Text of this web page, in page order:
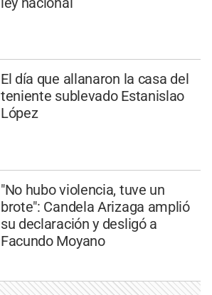
El día que allanaron la casa del
teniente sublevado Estanislao
López
"No hubo violencia, tuve un
brote": Candela Arizaga amplió
su declaración y desligó a
Facundo Moyano